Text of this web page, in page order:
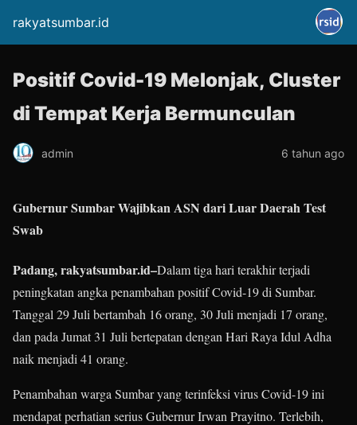
rakyatsumbar.id
Positif Covid-19 Melonjak, Cluster
di Tempat Kerja Bermunculan
admin 6 tahun ago
Gubernur Sumbar Wajibkan ASN dari Luar Daerah Test
Swab
Padang, rakyatsumbar.id–Dalam tiga hari terakhir terjadi
peningkatan angka penambahan positif Covid-19 di Sumbar.
Tanggal 29 Juli bertambah 16 orang, 30 Juli menjadi 17 orang,
dan pada Jumat 31 Juli bertepatan dengan Hari Raya Idul Adha
naik menjadi 41 orang.
Penambahan warga Sumbar yang terinfeksi virus Covid-19 ini
mendapat perhatian serius Gubernur Irwan Prayitno. Terlebih,